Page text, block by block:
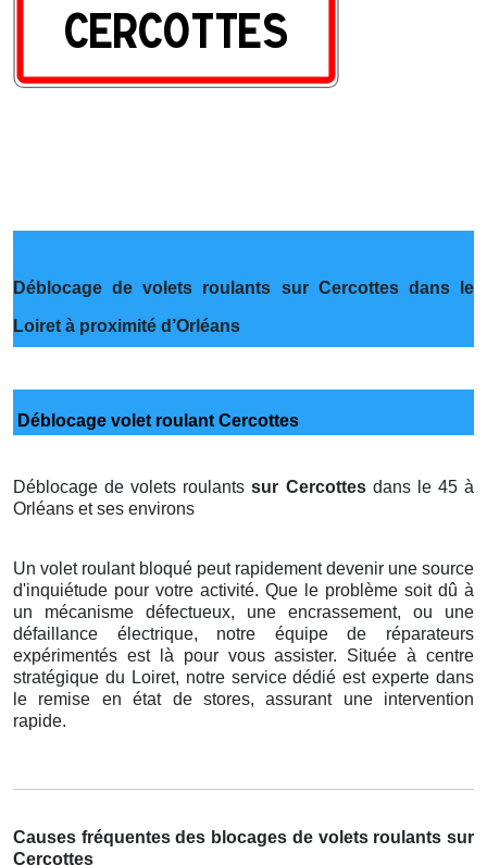
Déblocage de volets roulants sur Cercottes dans le
Loiret à proximité d’Orléans
Déblocage volet roulant Cercottes
Déblocage de volets roulantssur Cercottes dans le 45 à
Orléans et ses environs
Un volet roulant bloqué peut rapidement devenir une source
d'inquiétude pour votre activité. Que le problème soit dû à
un mécanisme défectueux, une encrassement, ou une
défaillance électrique, notre équipe de réparateurs
expérimentés est là pour vous assister. Située à centre
stratégique du Loiret, notre service dédié est experte dans
le remise en état de stores, assurant une intervention
rapide.
Causes fréquentes des blocages de volets roulants sur
Cercottes